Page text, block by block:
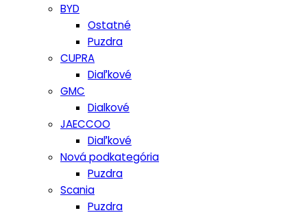
BYD
Ostatné
Puzdra
CUPRA
Diaľkové
GMC
Dialkové
JAECCOO
Diaľkové
Nová podkategória
Puzdra
Scania
Puzdra